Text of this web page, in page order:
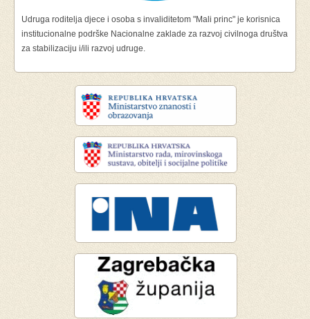
Udruga roditelja djece i osoba s invaliditetom "Mali princ" je korisnica
institucionalne podrške Nacionalne zaklade za razvoj civilnoga društva
za stabilizaciju i/ili razvoj udruge.